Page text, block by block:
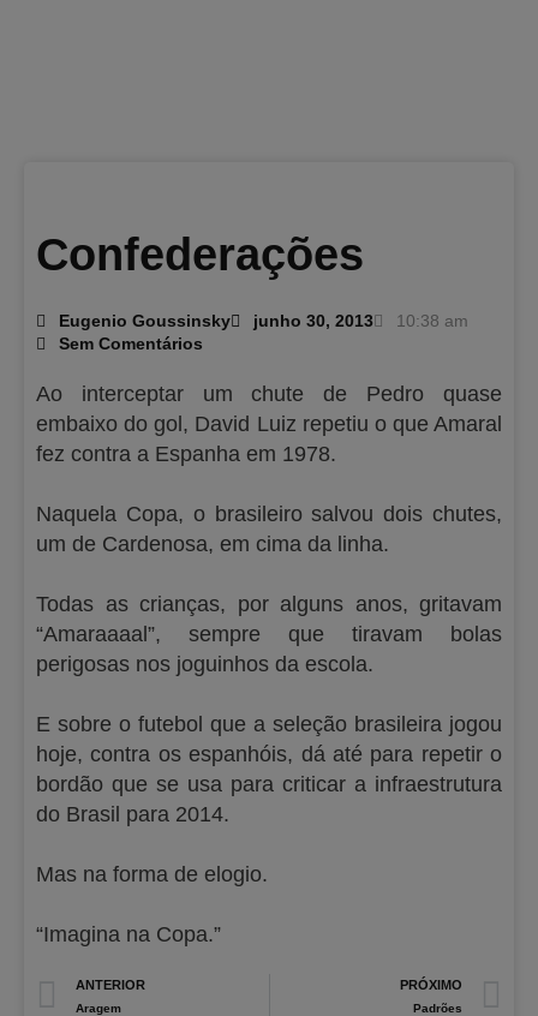
Confederações
Eugenio Goussinsky junho 30, 2013
10:38 am
Sem Comentários
Ao interceptar um chute de Pedro quase
embaixo do gol, David Luiz repetiu o que Amaral
fez contra a Espanha em 1978.
Naquela Copa, o brasileiro salvou dois chutes,
um de Cardenosa, em cima da linha.
Todas as crianças, por alguns anos, gritavam
“Amaraaaal”, sempre que tiravam bolas
perigosas nos joguinhos da escola.
E sobre o futebol que a seleção brasileira jogou
hoje, contra os espanhóis, dá até para repetir o
bordão que se usa para criticar a infraestrutura
do Brasil para 2014.
Mas na forma de elogio.
“Imagina na Copa.”
Prev
ANTERIOR
Aragem
PRÓXIMO
Padrões